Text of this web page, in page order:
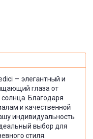
— элегантный и
глаза от
Благодаря
и качественной
индивидуальность
выбор для
стиля.